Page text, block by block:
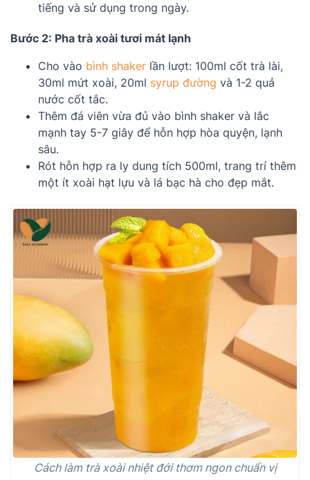
tiếng và sử dụng trong ngày.
Bước 2: Pha trà xoài tươi mát lạnh
Cho vào bình shaker lần lượt: 100ml cốt trà lài,
30ml mứt xoài, 20ml syrup đường và 1-2 quả
nước cốt tắc.
Thêm đá viên vừa đủ vào bình shaker và lắc
mạnh tay 5-7 giây để hỗn hợp hòa quyện, lạnh
sâu.
Rót hỗn hợp ra ly dung tích 500ml, trang trí thêm
một ít xoài hạt lựu và lá bạc hà cho đẹp mắt.
Cách làm trà xoài nhiệt đới thơm ngon chuẩn vị